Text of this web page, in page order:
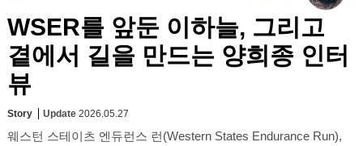
WSER를 앞둔 이하늘, 그리고
곁에서 길을 만드는 양희종 인터
뷰
Story Update 2026.05.27
웨스턴 스테이츠 엔듀런스 런(Western States Endurance Run),